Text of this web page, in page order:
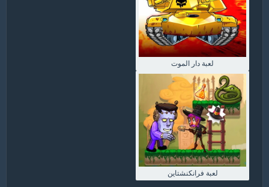
لعبة دار الموت
لعبة فرانكنشتاين